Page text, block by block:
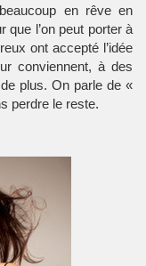
en rêve en
que l’on peut porter à
ont accepté l’idée
conviennent, à des
plus. On parle de «
perdre le reste.